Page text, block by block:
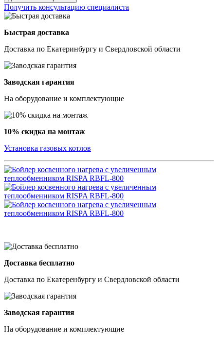
Получить консультацию специалиста
Быстрая доставка
Доставка по Екатеринбургу и Свердловской области
Заводская гарантия
На оборудование и комплектующие
10% скидка на монтаж
Установка газовых котлов
Доставка бесплатно
Доставка по Екатеренбургу и Свердловской области
Заводская гарантия
На оборудование и комплектующие